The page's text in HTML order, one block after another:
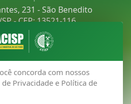
concorda com nossos
Privacidade e Política de
231 - São Benedito
- CEP: 13521-116
(19) 3481-9030
2026 - ACISP Associação